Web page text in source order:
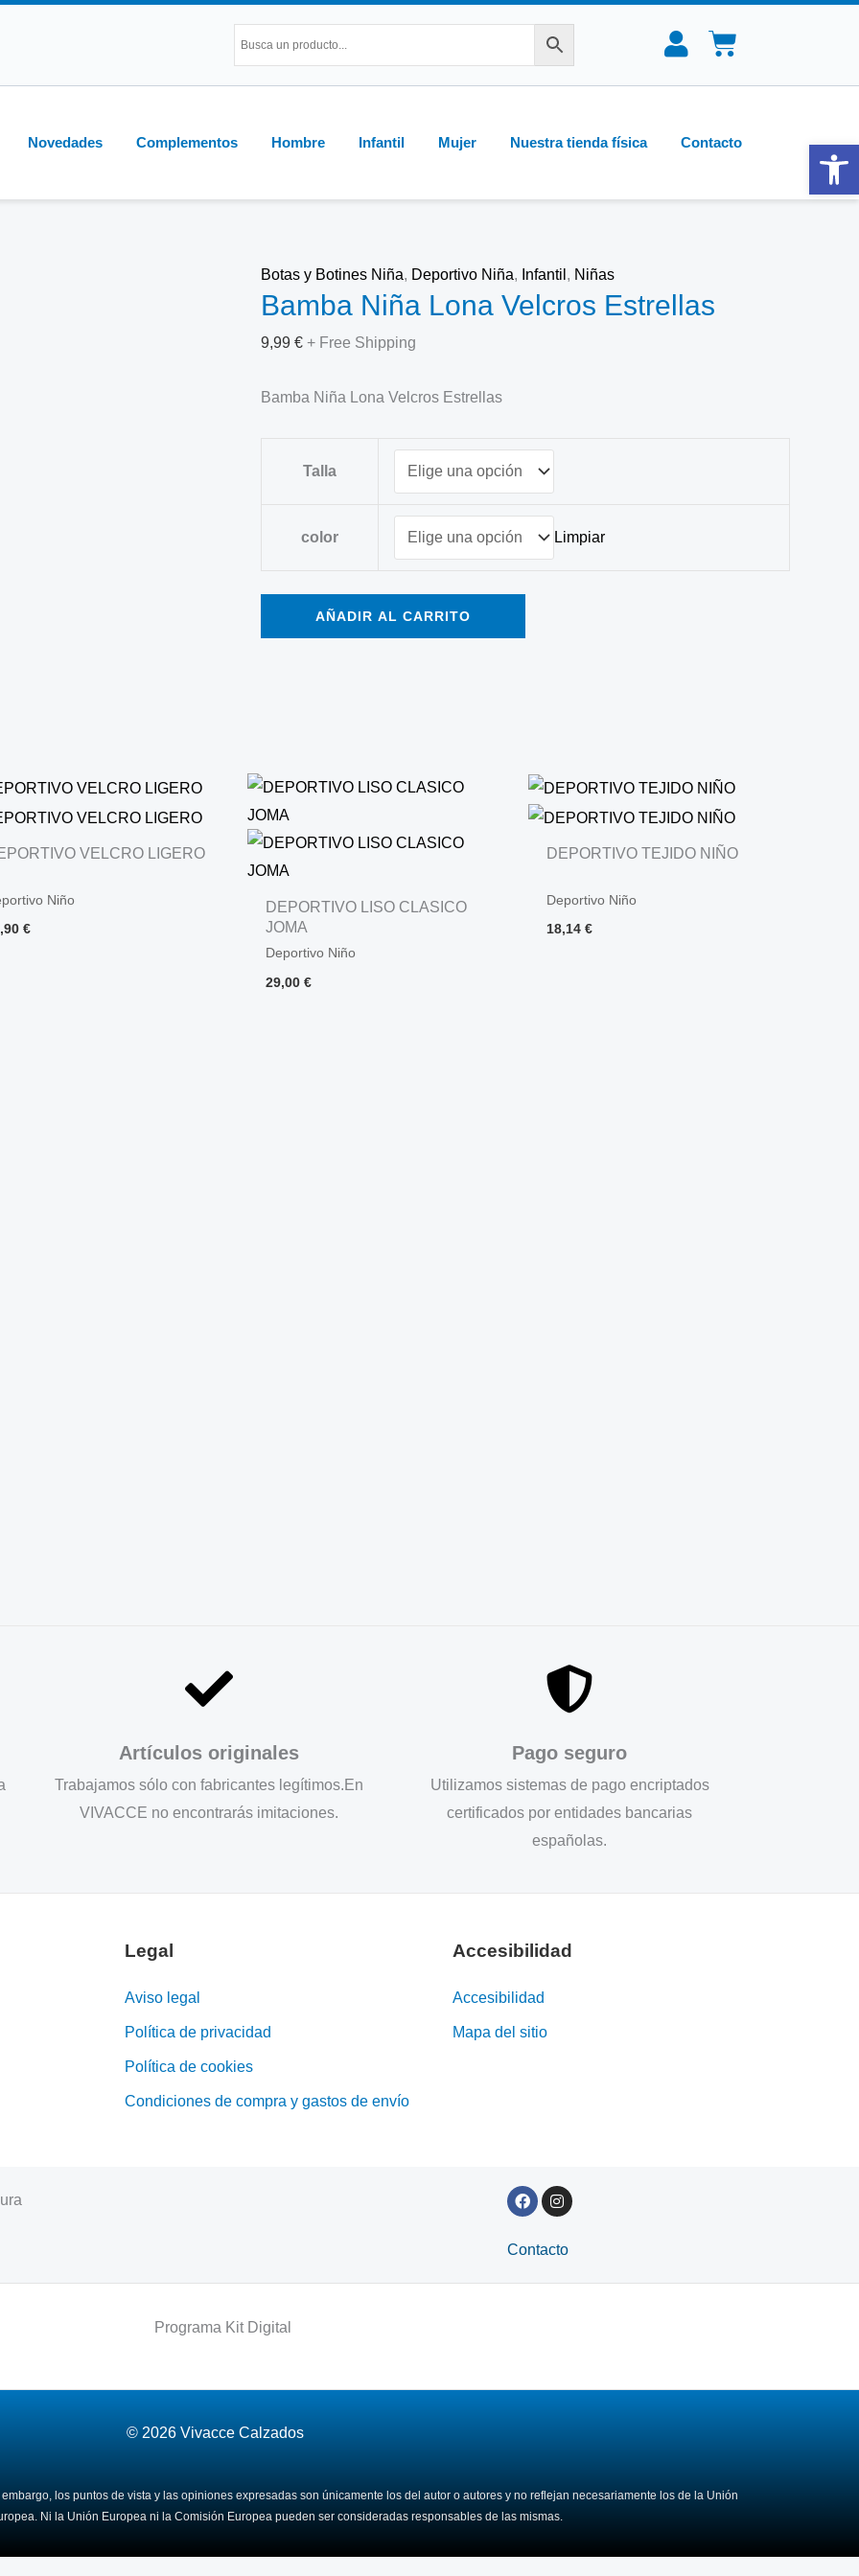
Novedades Complementos Hombre Infantil Mujer Nuestra tienda física Contacto
Botas y Botines Niña, Deportivo Niña, Infantil , Niñas
Bamba Niña Lona Velcros Estrellas
9,99 € + Free Shipping
Bamba Niña Lona Velcros Estrellas
Talla
color Limpiar
Niña
Lona
cantidad
AÑADIR AL CARRITO
VELCRO LIGERO
Niño
€
DEPORTIVO LISO CLASICO
JOMA
Deportivo Niño
29,00€
DEPORTIVO TEJIDO NIÑO
Deportivo Niño
18,14€
Artículos originales
Trabajamos sólo con fabricantes legítimos.En
VIVACCE no encontrarás imitaciones.
Pago seguro
Utilizamos sistemas de pago encriptados
certificados por entidades bancarias
españolas.
Legal
Aviso legal
Política de privacidad
Política de cookies
Condiciones de compra y gastos de envío
Accesibilidad
Accesibilidad
Mapa del sitio
F
a
b
o
I
n
a
r
Contacto
© 2026 Vivacce Calzados
los puntos de vista y las opiniones expresadas son únicamente los del autor o autores y no reflejan necesariamente los de la Unión
Ni la Unión Europea ni la Comisión Europea pueden ser consideradas responsables de las mismas.
Abrir